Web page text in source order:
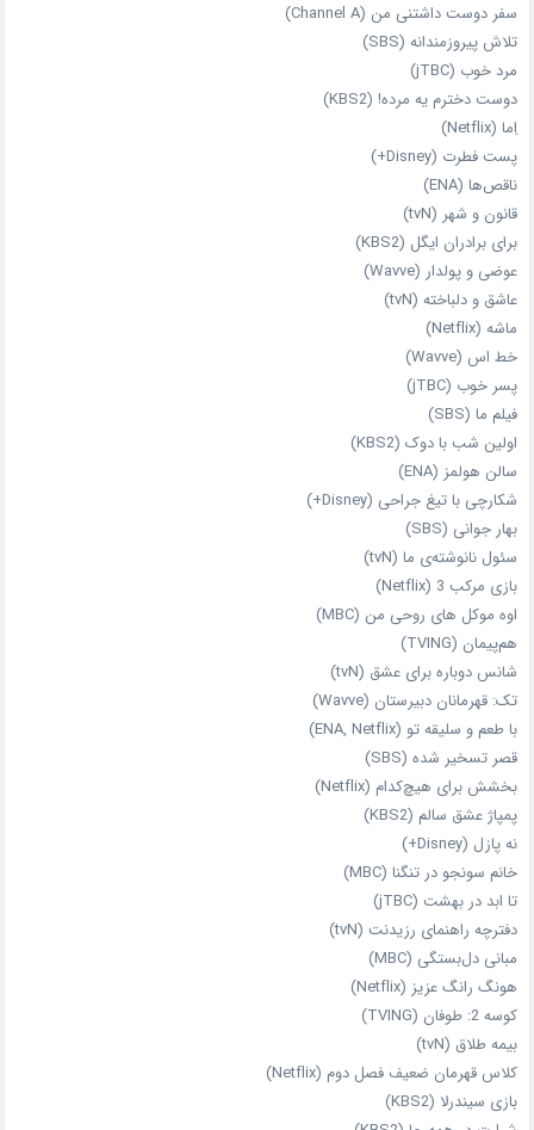
سفر دوست‌ داشتنی من (Channel A)
تلاش پیروزمندانه (SBS)
مرد خوب (jTBC)
دوست دخترم یه مرده! (KBS2)
اِما (Netflix)
پست فطرت (Disney+)
ناقص‌ها (ENA)
قانون و شهر (tvN)
برای برادران ایگل (KBS2)
عوضی و پولدار (Wavve)
عاشق و دلباخته (tvN)
ماشه (Netflix)
خط اس (Wavve)
پسر خوب (jTBC)
فیلم ما (SBS)
اولین شب با دوک (KBS2)
سالن هولمز (ENA)
شکارچی با تیغ جراحی (Disney+)
بهار جوانی (SBS)
سئول نانوشته‌ی ما (tvN)
بازی مرکب 3 (Netflix)
اوه موکل های روحی من (MBC)
هم‌پیمان (TVING)
شانس دوباره برای عشق (tvN)
تک: قهرمانان دبیرستان (Wavve)
با طعم و سلیقه تو (ENA, Netflix)
قصر تسخیر شده (SBS)
بخشش برای هیچ‌کدام (Netflix)
پمپاژ عشق سالم (KBS2)
نه پازل (Disney+)
خانم سونجو در تنگنا (MBC)
تا ابد در بهشت (jTBC)
دفترچه راهنمای رزیدنت (tvN)
مبانی دل‌بستگی (MBC)
هونگ رانگ عزیز (Netflix)
کوسه 2: طوفان (TVING)
بیمه طلاق (tvN)
کلاس قهرمان ضعیف فصل دوم (Netflix)
بازی سیندرلا (KBS2)